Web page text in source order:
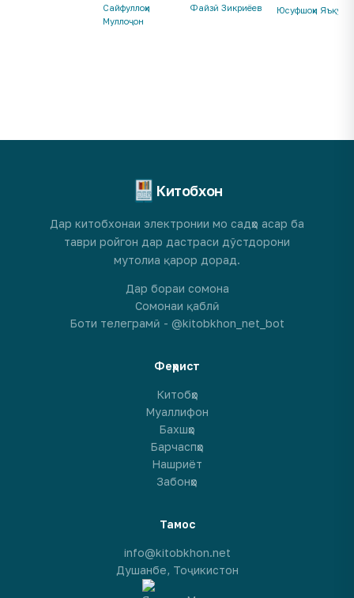
Сайфуллоҳи
Муллоҷон
Файзӣ Зикриёев
Юсуфшоҳи
Китобхон
Дар китобхонаи электронии мо садҳо асар ба
таври ройгон дар дастраси дӯстдорони
мутолиа қарор дорад.
Дар бораи сомона
Сомонаи қаблӣ
Боти телеграмӣ - @kitobkhon_net_bot
Феҳрист
Китобҳо
Муаллифон
Бахшҳо
Барчаспҳо
Нашриёт
Забонҳо
Тамос
info@kitobkhon.net
Душанбе, Тоҷикистон